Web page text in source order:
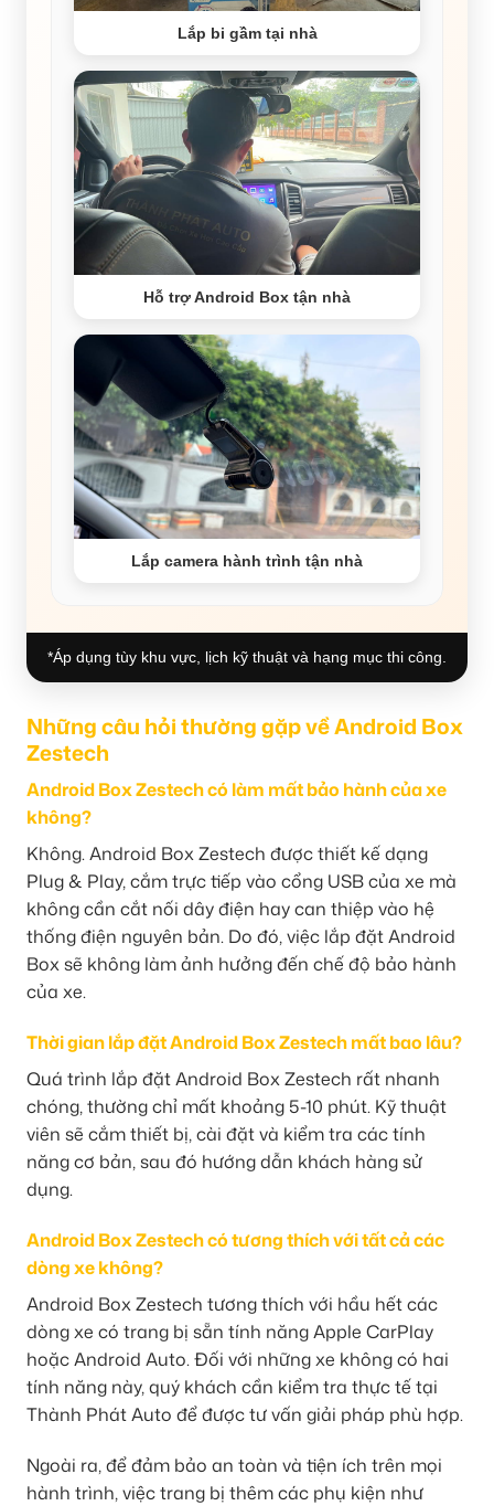
Lắp bi gầm tại nhà
Hỗ trợ Android Box tận nhà
Lắp camera hành trình tận nhà
*Áp dụng tùy khu vực, lịch kỹ thuật và hạng mục thi công.
Những câu hỏi thường gặp về Android Box
Zestech
Android Box Zestech có làm mất bảo hành của xe
không?
Không. Android Box Zestech được thiết kế dạng
Plug & Play, cắm trực tiếp vào cổng USB của xe mà
không cần cắt nối dây điện hay can thiệp vào hệ
thống điện nguyên bản. Do đó, việc lắp đặt Android
Box sẽ không làm ảnh hưởng đến chế độ bảo hành
của xe.
Thời gian lắp đặt Android Box Zestech mất bao lâu?
Quá trình lắp đặt Android Box Zestech rất nhanh
chóng, thường chỉ mất khoảng 5-10 phút. Kỹ thuật
viên sẽ cắm thiết bị, cài đặt và kiểm tra các tính
năng cơ bản, sau đó hướng dẫn khách hàng sử
dụng.
Android Box Zestech có tương thích với tất cả các
dòng xe không?
Android Box Zestech tương thích với hầu hết các
dòng xe có trang bị sẵn tính năng Apple CarPlay
hoặc Android Auto. Đối với những xe không có hai
tính năng này, quý khách cần kiểm tra thực tế tại
Thành Phát Auto để được tư vấn giải pháp phù hợp.
Ngoài ra, để đảm bảo an toàn và tiện ích trên mọi
hành trình, việc trang bị thêm các phụ kiện như